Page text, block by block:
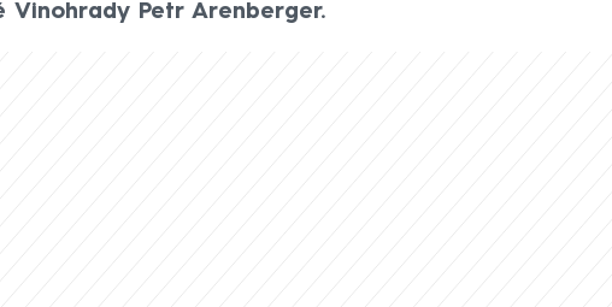
Vinohrady Petr Arenberger.